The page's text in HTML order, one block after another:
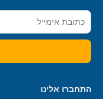
התחברו אלינו